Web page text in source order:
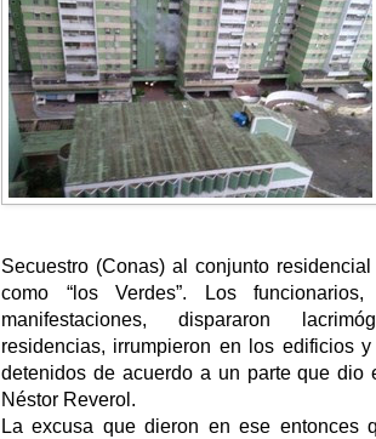
Secuestro (Conas) al conjunto
como “los Verdes”. Los
manifestaciones, dispararon
residencias, irrumpieron en los edificios
detenidos de acuerdo a un parte que dio
Néstor Reverol.
La excusa que dieron en ese entonces